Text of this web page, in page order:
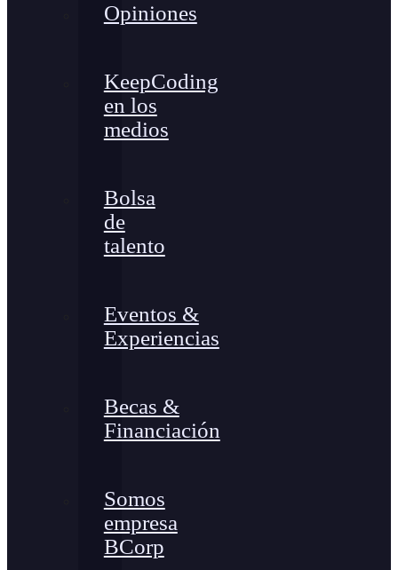
Opiniones
KeepCoding
en los
medios
Bolsa
de
talento
Eventos &
Experiencias
Becas &
Financiación
Somos
empresa
BCorp